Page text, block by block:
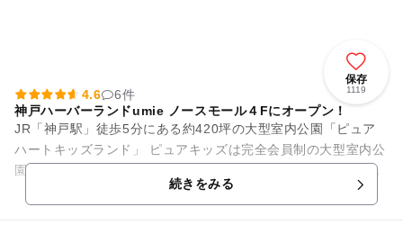
保存
1119
4.6
6件
神戸ハーバーランドumie ノースモール４Fにオープン！
JR「神戸駅」徒歩5分にある約420坪の大型室内公園「ピュア
ハートキッズランド」 ピュアキッズは完全会員制の大型室内公
園です。店内にはとても広いボールプールやホワイトサンドの
続きをみる